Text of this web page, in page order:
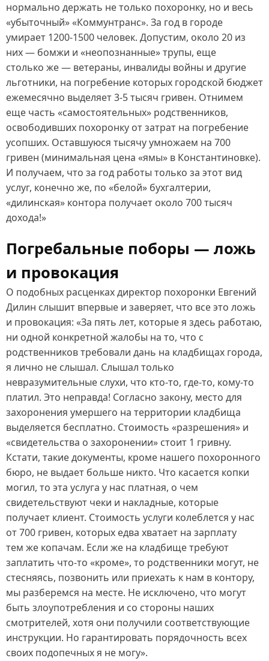
нормально держать не только похоронку, но и весь
«убыточный» «Коммунтранс». За год в городе
умирает 1200‑1500 человек. Допустим, около 20 из
них — бомжи и «неопознанные» трупы, еще
столько же — ветераны, инвалиды войны и другие
льготники, на погребение которых городской бюджет
ежемесячно выделяет 3‑5 тысяч гривен. Отнимем
еще часть «самостоятельных» родственников,
освободивших похоронку от затрат на погребение
усопших. Оставшуюся тысячу умножаем на 700
гривен (минимальная цена «ямы» в Константиновке).
И получаем, что за год работы только за этот вид
услуг, конечно же, по «белой» бухгалтерии,
«дилинская» контора получает около 700 тысяч
дохода!»
Погребальные поборы — ложь
и провокация
О подобных расценках директор похоронки Евгений
Дилин слышит впервые и заверяет, что все это ложь
и провокация: «За пять лет, которые я здесь работаю,
ни одной конкретной жалобы на то, что с
родственников требовали дань на кладбищах города,
я лично не слышал. Слышал только
невразумительные слухи, что кто‑то, где‑то, кому‑то
платил. Это неправда! Согласно закону, место для
захоронения умершего на территории кладбища
выделяется бесплатно. Стоимость «разрешения» и
«свидетельства о захоронении» стоит 1 гривну.
Кстати, такие документы, кроме нашего похоронного
бюро, не выдает больше никто. Что касается копки
могил, то эта услуга у нас платная, о чем
свидетельствуют чеки и накладные, которые
получает клиент. Стоимость услуги колеблется у нас
от 700 гривен, которых едва хватает на зарплату
тем же копачам. Если же на кладбище требуют
заплатить что‑то «кроме», то родственники могут, не
стесняясь, позвонить или приехать к нам в контору,
мы разберемся на месте. Не исключено, что могут
быть злоупотребления и со стороны наших
смотрителей, хотя они получили соответствующие
инструкции. Но гарантировать порядочность всех
своих подопечных я не могу».